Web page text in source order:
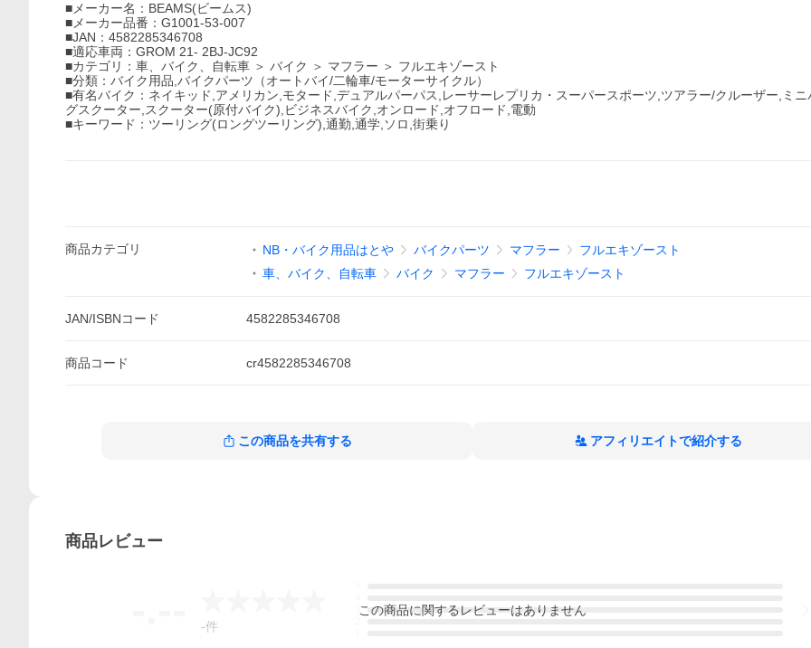
■メーカー名：BEAMS(ビームス)
■メーカー品番：G1001-53-007
■JAN：4582285346708
■適応車両：GROM 21- 2BJ-JC92
■カテゴリ：車、バイク、自転車 ＞ バイク ＞ マフラー ＞ フルエキゾースト
■分類：バイク用品,バイクパーツ（オートバイ/二輪車/モーターサイクル）
■有名バイク：ネイキッド,アメリカン,モタード,デュアルパーパス,レーサーレプリカ・スーパースポーツ,ツアラー/クルーザー,ミニ
グスクーター,スクーター(原付バイク),ビジネスバイク,オンロード,オフロード,電動
■キーワード：ツーリング(ロングツーリング),通勤,通学,ソロ,街乗り
商品カテゴリ NB・バイク用品はとや バイクパーツ マフラー
フルエキゾースト
車、バイク、自転車
バイク マフラー フルエキゾースト
JAN/ISBNコード 4582285346708
商品コード cr4582285346708
この商品を共有する アフィリエイトで紹介する
商品レビュー
-件
この商品に関するレビューはありません